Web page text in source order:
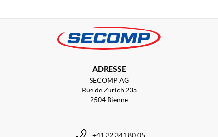
ADRESSE
SECOMP AG
Rue de Zurich 23a
2504 Bienne
+41 32 341 80 05